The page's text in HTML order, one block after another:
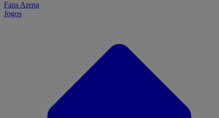
Fans Arena
Jogos